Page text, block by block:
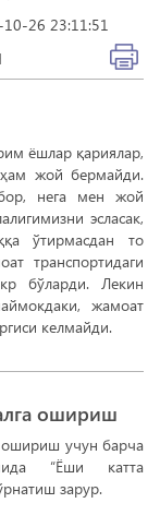
26 23:11:51
ёшлар қариялар,
ҳам жой бермайди.
нега мен жой
эсласак,
ўтирмасдан то
транспортидаги
бўларди. Лекин
жамоат
келмайди.
ошириш
ошириш учун барча
“Ёши катта
зарур.